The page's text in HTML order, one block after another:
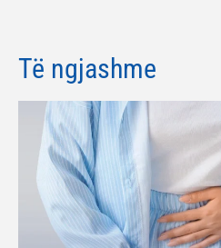
Të ngjashme